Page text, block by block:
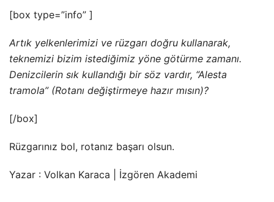
[box type=”info” ]
Artık yelkenlerimizi ve rüzgarı doğru kullanarak,
teknemizi bizim istediğimiz yöne götürme zamanı.
Denizcilerin sık kullandığı bir söz vardır, “Alesta
tramola” (Rotanı değiştirmeye hazır mısın)?
[/box]
Rüzgarınız bol, rotanız başarı olsun.
Yazar : Volkan Karaca | İzgören Akademi